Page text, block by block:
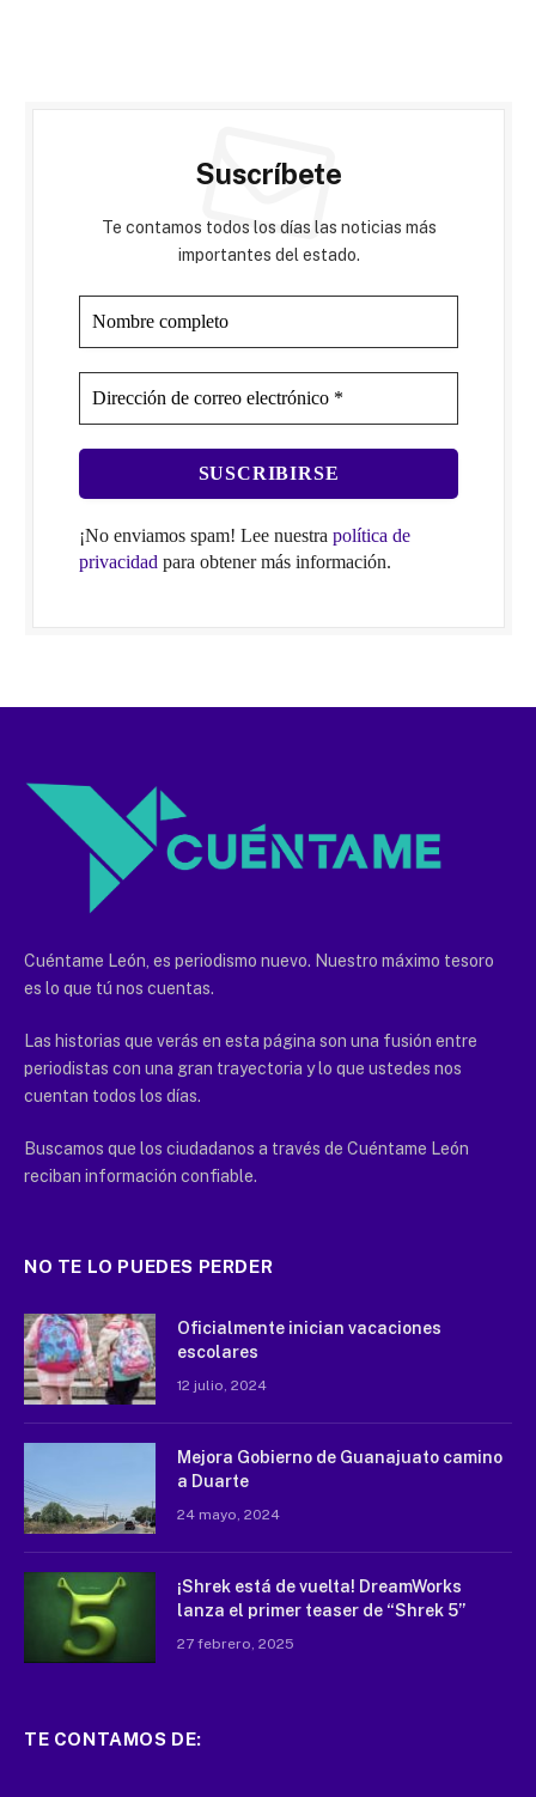
Suscríbete
Te contamos todos los días las noticias más
importantes del estado.
¡No enviamos spam! Lee nuestra política de
privacidad para obtener más información.
Cuéntame León, es periodismo nuevo. Nuestro máximo tesoro
es lo que tú nos cuentas.
Las historias que verás en esta página son una fusión entre
periodistas con una gran trayectoria y lo que ustedes nos
cuentan todos los días.
Buscamos que los ciudadanos a través de Cuéntame León
reciban información confiable.
NO TE LO PUEDES PERDER
Oficialmente inician vacaciones
escolares
12 julio, 2024
Mejora Gobierno de Guanajuato camino
a Duarte
24 mayo, 2024
¡Shrek está de vuelta! DreamWorks
lanza el primer teaser de “Shrek 5”
27 febrero, 2025
TE CONTAMOS DE: